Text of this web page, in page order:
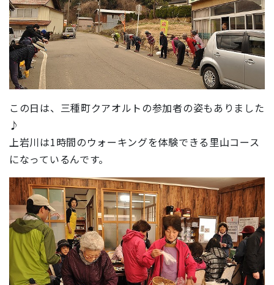
この日は、三種町クアオルトの参加者の姿もありました
♪
上岩川は1時間のウォーキングを体験できる里山コース
になっているんです。